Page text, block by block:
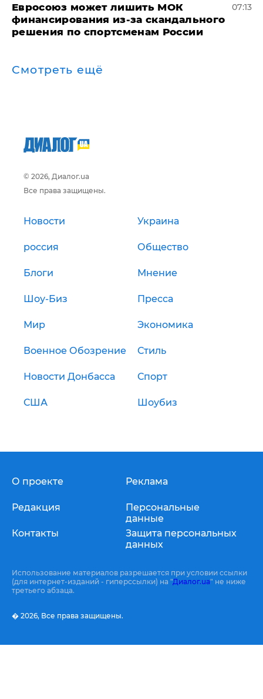
Евросоюз может лишить МОК
финансирования из-за скандального
решения по спортсменам России
07:13
Смотреть ещё
© 2026, Диалог.ua
Все права защищены.
Новости Украина
россия Общество
Блоги Мнение
Шоу-Биз Пресса
Мир Экономика
Военное Обозрение Стиль
Новости Донбасса Спорт
США Шоубиз
О проекте
Редакция
Контакты
Реклама
Персональные
данные
Защита персональных
данных
Использование материалов разрешается при условии ссылки
(для интернет-изданий - гиперссылки) на "Диалог.ua" не ниже
третьего абзаца.
� 2026, Все права защищены.